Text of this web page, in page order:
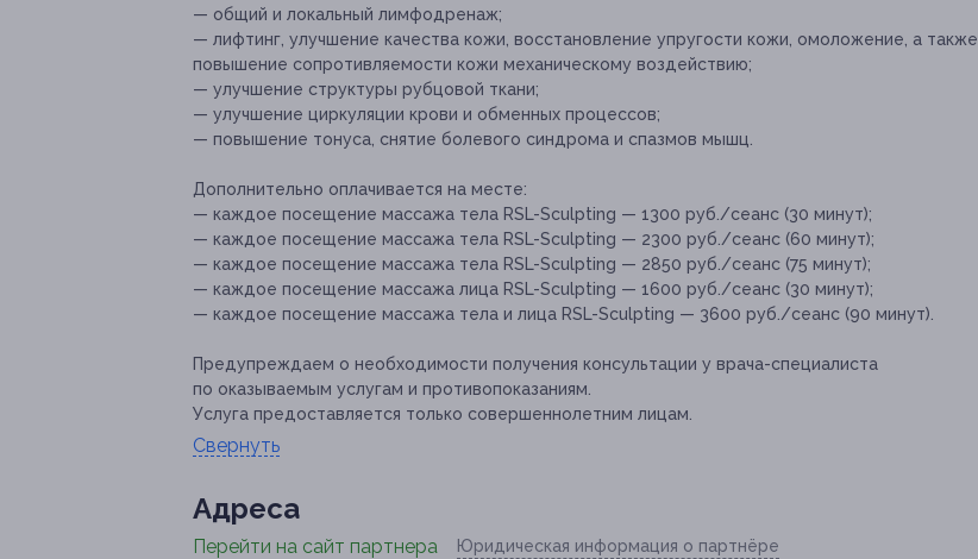
— общий и локальный лимфодренаж;
— лифтинг, улучшение качества кожи, восстановление упругости кожи, омоложение, а также
повышение сопротивляемости кожи механическому воздействию;
— улучшение структуры рубцовой ткани;
— улучшение циркуляции крови и обменных процессов;
— повышение тонуса, снятие болевого синдрома и спазмов мышц.
Дополнительно оплачивается на месте:
— каждое посещение массажа тела RSL-Sculpting — 1300 руб./сеанс (30 минут);
— каждое посещение массажа тела RSL-Sculpting — 2300 руб./сеанс (60 минут);
— каждое посещение массажа тела RSL-Sculpting — 2850 руб./сеанс (75 минут);
— каждое посещение массажа лица RSL-Sculpting — 1600 руб./сеанс (30 минут);
— каждое посещение массажа тела и лица RSL-Sculpting — 3600 руб./сеанс (90 минут).
Предупреждаем о необходимости получения консультации у врача-специалиста
по оказываемым услугам и противопоказаниям.
Услуга предоставляется только совершеннолетним лицам.
Свернуть
Адресa
Перейти на сайт партнера Юридическая информация о партнёре